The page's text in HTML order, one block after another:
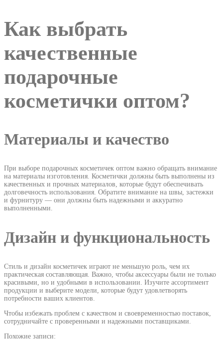
Как выбрать
качественные
подарочные
косметички оптом?
Материалы и качество
При выборе подарочных косметичек оптом важно обращать внимание
на материалы изготовления. Косметички должны быть выполнены из
качественных и прочных материалов, которые будут обеспечивать
долговечность использования. Обратите внимание на швы, застежки
и фурнитуру — они должны быть надежными и аккуратно
выполненными.
Дизайн и функциональность
Стиль и дизайн косметичек играют не меньшую роль, чем их
практическая составляющая. Важно, чтобы аксессуары были не только
красивыми, но и удобными в использовании. Изучите ассортимент
продукции и выберите модели, которые будут удовлетворять
потребности ваших клиентов.
Чтобы избежать проблем с качеством и своевременностью поставок,
сотрудничайте с проверенными и надежными поставщиками.
Похожие записи: